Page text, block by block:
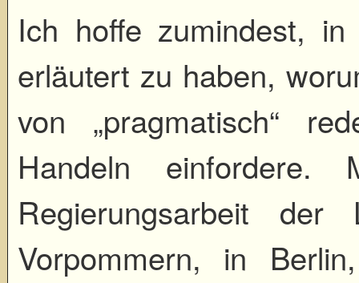
Ich hoffe zumindest,
erläutert zu haben,
von „pragmatisch“
Handeln
Regierungsarbeit der
Vorpommern, in